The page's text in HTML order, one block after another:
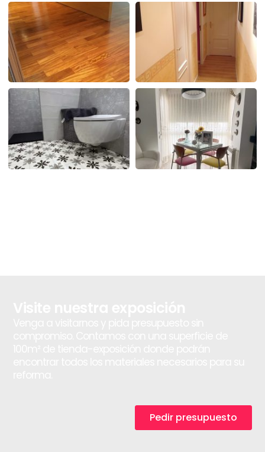
Pedir presupuesto